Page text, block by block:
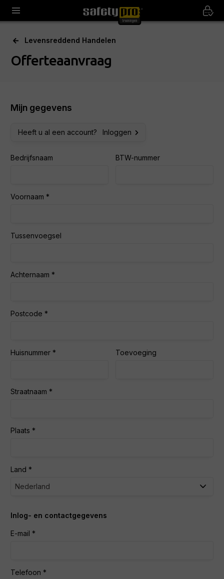
Levensreddend Handelen
Offerteaanvraag
Mijn gegevens
Heeft u al een account? Inloggen
Bedrijfsnaam BTW-nummer
Voornaam
Tussenvoegsel
Achternaam
Postcode
Huisnummer Toevoeging
Straatnaam
Plaats
Land
Inlog- en contactgegevens
E-mail
Telefoon